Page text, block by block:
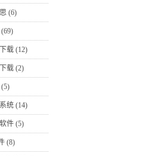
(6)
(69)
载 (12)
载 (2)
(5)
统 (14)
件 (5)
(8)